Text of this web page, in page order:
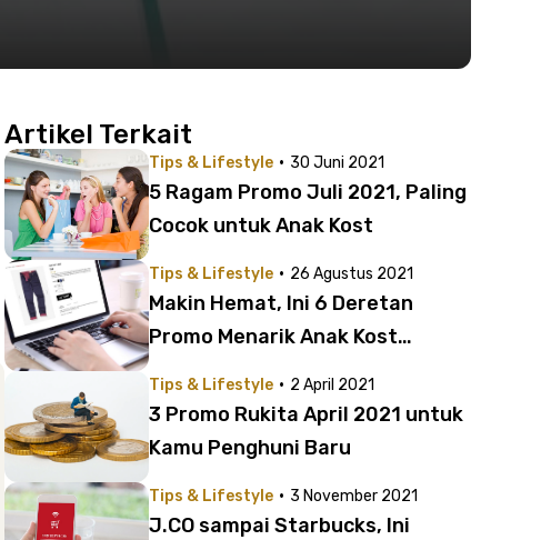
Artikel Terkait
Tips & Lifestyle · 30 Juni 2021
5 Ragam Promo Juli 2021, Paling
Cocok untuk Anak Kost
Tips & Lifestyle · 26 Agustus 2021
Makin Hemat, Ini 6 Deretan
Promo Menarik Anak Kost
Tips & Lifestyle · 2 April 2021
3 Promo Rukita April 2021 untuk
Kamu Penghuni Baru
Tips & Lifestyle · 3 November 2021
J.CO sampai Starbucks, Ini